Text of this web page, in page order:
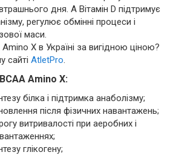
дня. А Вітамін D підтримує
регулює обмінні процеси і
маси.
X в Україні за вигідною ціною?
сайті AtletPro.
Amino X:
білка і підтримка анаболізму;
після фізичних навантажень;
витривалості при аеробних і
глікогену;